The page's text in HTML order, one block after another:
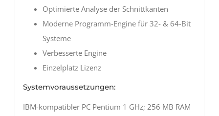
Optimierte Analyse der Schnittkanten
Moderne Programm-Engine für 32- & 64-Bit
Systeme
Verbesserte Engine
Einzelplatz Lizenz
Systemvoraussetzungen:
IBM-kompatibler PC Pentium 1 GHz; 256 MB RAM